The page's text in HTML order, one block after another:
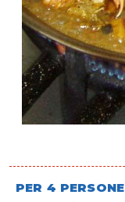
PER 4 PERSONE